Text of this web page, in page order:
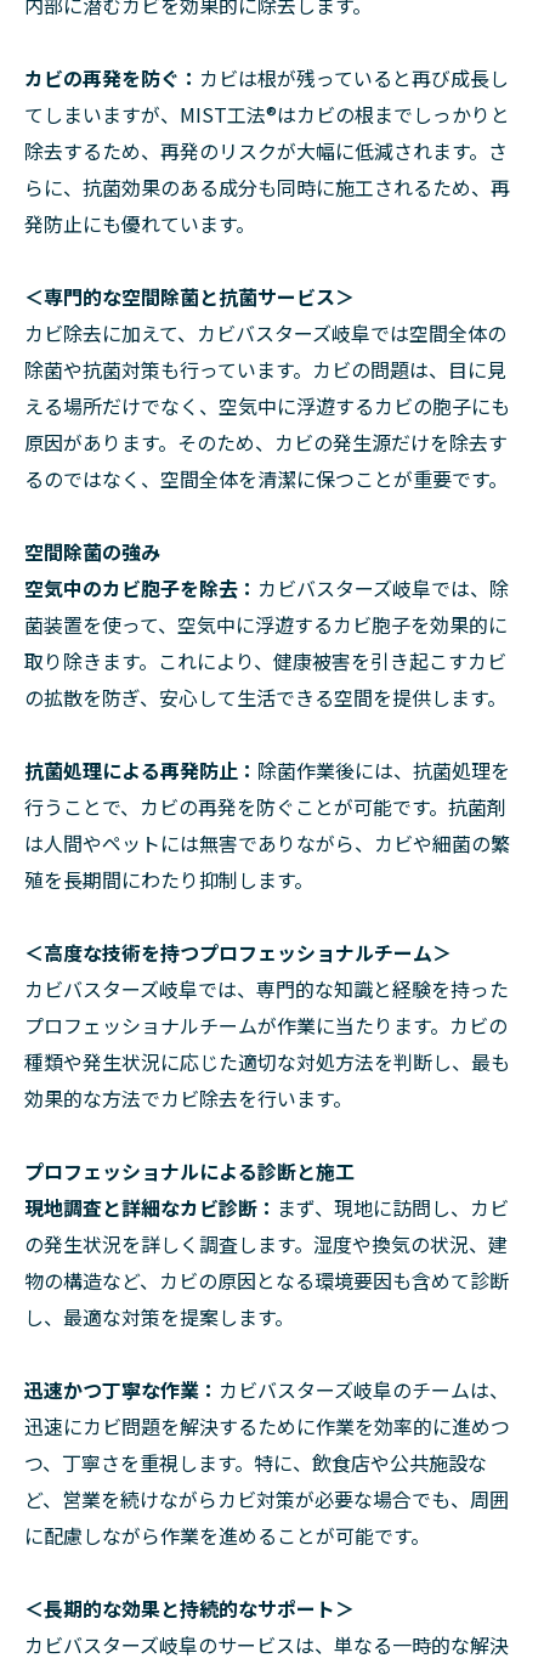
カビの再発を防ぐ： カビは根が残っていると再び成長し
てしまいますが、MIST工法®はカビの根までしっかりと
除去するため、再発のリスクが大幅に低減されます。さ
らに、抗菌効果のある成分も同時に施工されるため、再
発防止にも優れています。
＜専門的な空間除菌と抗菌サービス＞
カビ除去に加えて、カビバスターズ岐阜では空間全体の
除菌や抗菌対策も行っています。カビの問題は、目に見
える場所だけでなく、空気中に浮遊するカビの胞子にも
原因があります。そのため、カビの発生源だけを除去す
るのではなく、空間全体を清潔に保つことが重要です。
空間除菌の強み
空気中のカビ胞子を除去： カビバスターズ岐阜では、除
菌装置を使って、空気中に浮遊するカビ胞子を効果的に
取り除きます。これにより、健康被害を引き起こすカビ
の拡散を防ぎ、安心して生活できる空間を提供します。
抗菌処理による再発防止： 除菌作業後には、抗菌処理を
行うことで、カビの再発を防ぐことが可能です。抗菌剤
は人間やペットには無害でありながら、カビや細菌の繁
殖を長期間にわたり抑制します。
＜高度な技術を持つプロフェッショナルチーム＞
カビバスターズ岐阜では、専門的な知識と経験を持った
プロフェッショナルチームが作業に当たります。カビの
種類や発生状況に応じた適切な対処方法を判断し、最も
効果的な方法でカビ除去を行います。
プロフェッショナルによる診断と施工
現地調査と詳細なカビ診断： まず、現地に訪問し、カビ
の発生状況を詳しく調査します。湿度や換気の状況、建
物の構造など、カビの原因となる環境要因も含めて診断
し、最適な対策を提案します。
迅速かつ丁寧な作業： カビバスターズ岐阜のチームは、
迅速にカビ問題を解決するために作業を効率的に進めつ
つ、丁寧さを重視します。特に、飲食店や公共施設な
ど、営業を続けながらカビ対策が必要な場合でも、周囲
に配慮しながら作業を進めることが可能です。
＜長期的な効果と持続的なサポート＞
カビバスターズ岐阜のサービスは、単なる一時的な解決